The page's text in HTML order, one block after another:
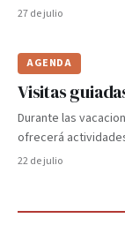
27 de julio
AGENDA
Visitas
Durante las
ofrecerá
22 de julio